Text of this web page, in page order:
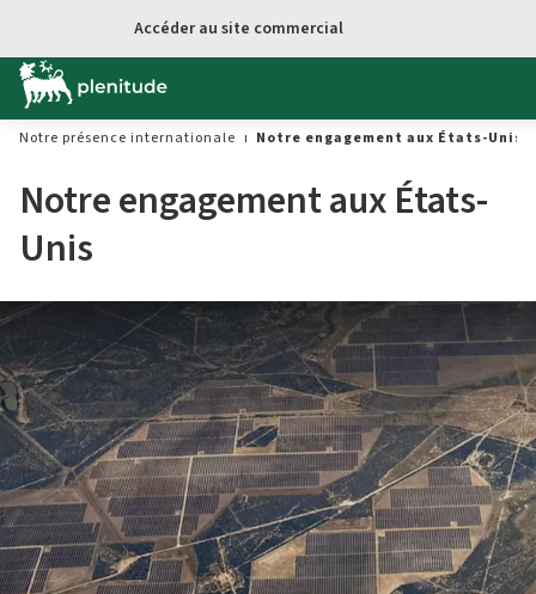
Accéder au site commercial
Notre présence internationale Notre engagement aux États-Unis
Notre engagement aux États-
Unis